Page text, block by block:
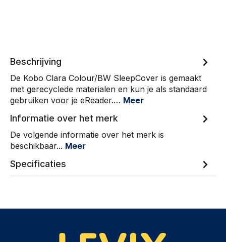
Beschrijving
De Kobo Clara Colour/BW SleepCover is gemaakt
met gerecyclede materialen en kun je als standaard
gebruiken voor je eReader.… Meer
Informatie over het merk
De volgende informatie over het merk is
beschikbaar... Meer
Specificaties